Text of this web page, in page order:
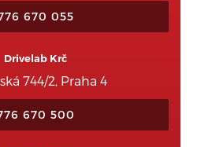
670 055
Drivelab Krč
744/2, Praha 4
670 500